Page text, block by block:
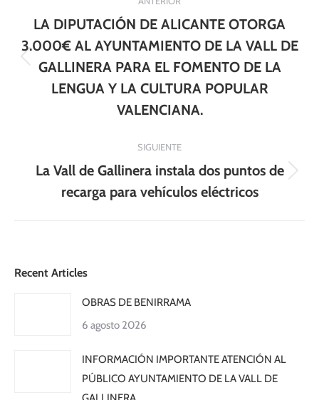
entre
publicaciones Publicación
anterior:
LA DIPUTACIÓN DE ALICANTE OTORGA
3.000€ AL AYUNTAMIENTO DE LA VALL DE
GALLINERA PARA EL FOMENTO DE LA
LENGUA Y LA CULTURA POPULAR
VALENCIANA.
SIGUIENTE
Publicación
siguiente:
La Vall de Gallinera instala dos puntos de
recarga para vehículos eléctricos
Recent Articles
OBRAS DE BENIRRAMA
6 agosto 2026
INFORMACIÓN IMPORTANTE ATENCIÓN AL
PÚBLICO AYUNTAMIENTO DE LA VALL DE